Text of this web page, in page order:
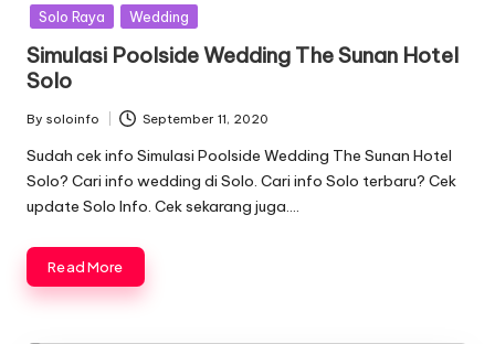
inSolo Raya
Wedding
Simulasi Poolside Wedding The Sunan Hotel
Solo
Posted
by
By soloinfo September 11, 2020
Sudah cek info Simulasi Poolside Wedding The Sunan Hotel
Solo? Cari info wedding di Solo. Cari info Solo terbaru? Cek
update Solo Info. Cek sekarang juga….
Read More